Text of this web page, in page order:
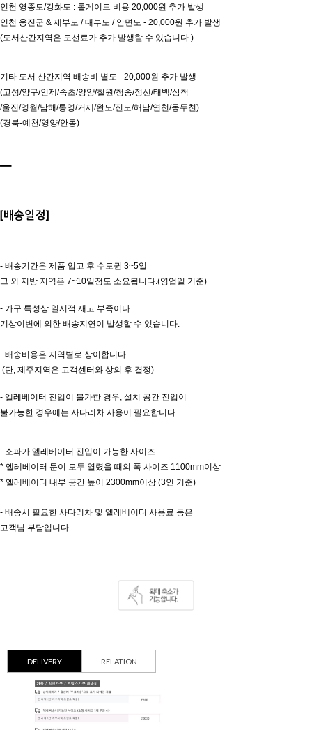
인천 영종도/강화도 : 톨게이트 비용 20,000원 추가 발생
인천 옹진군 & 제부도 / 대부도 / 안면도 - 20,000원 추가 발생
(도서산간지역은 도선료가 추가 발생할 수 있습니다.)
기타 도서 산간지역 배송비 별도 - 20,000원 추가 발생
(고성/양구/인제/속초/양양/철원/청송/정선/태백/삼척
/울진/영월/남해/통영/거제/완도/진도/해남/연천/동두천)
(경북-예천/영양/안동)
ㅡ
[배송일정]
- 배송기간은 제품 입고 후 수도권 3~5일
그 외 지방 지역은 7~10일정도 소요됩니다.(영업일 기준)
- 가구 특성상 일시적 재고 부족이나
기상이변에 의한 배송지연이 발생할 수 있습니다.
- 배송비용은 지역별로 상이합니다.
(단, 제주지역은 고객센터와 상의 후 결정)
- 엘레베이터 진입이 불가한 경우, 설치 공간 진입이
불가능한 경우에는 사다리차 사용이 필요합니다.
- 소파가 엘레베이터 진입이 가능한 사이즈
* 엘레베이터 문이 모두 열렸을 때의 폭 사이즈 1100mm이상
* 엘레베이터 내부 공간 높이 2300mm이상 (3인 기준)
- 배송시 필요한 사다리차 및 엘레베이터 사용료 등은
고객님 부담입니다.
DELIVERY RELATION